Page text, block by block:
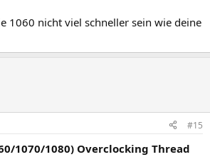
1060 nicht viel schneller sein wie deine
#15
1070/1080) Overclocking Thread